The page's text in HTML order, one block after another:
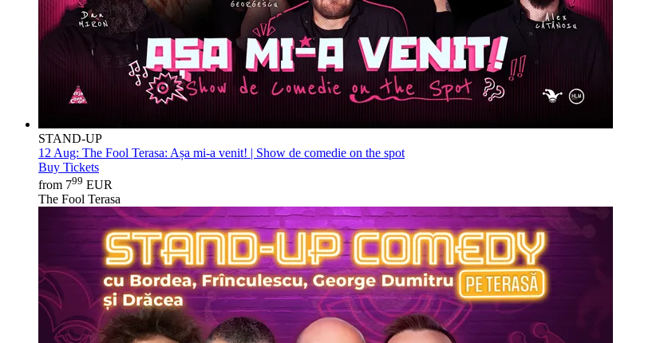
STAND-UP
12 Aug: The Fool Terasa: Așa mi-a venit! | Show de comedie on the spot
Buy Tickets
from 799 EUR
The Fool Terasa